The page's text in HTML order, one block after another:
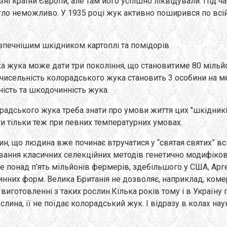
неможливо. У 1935 році жук активно поширився по
шкідником картоплі та помідорів
може дати три покоління, що становитиме 80
колорадського жука становить 3 особини на
та шкодочинність жука.
жука треба знати про умови життя цих
тільки теж при певних температурних умовах.
що людина вже починає втручатися у “святая святих”
класичних селекційних методів генетично
п’ять мільйонів фермерів, здебільшого у США,
форм. Велика Британія не дозволяє, наприклад,
з таких рослин.Кілька років тому і в
її не поїдає колорадський жук. I відразу в колах